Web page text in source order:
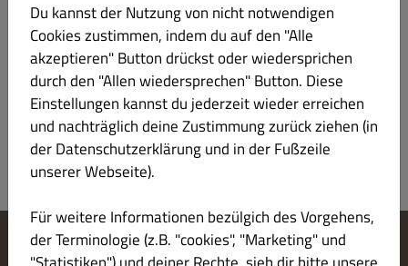
Grüner Veltliner 0,75l
Du kannst der Nutzung von nicht notwendigen
Cookies zustimmen, indem du auf den "Alle
akzeptieren" Button drückst oder wiedersprichen
durch den "Allen wiedersprechen" Button. Diese
Einstellungen kannst du jederzeit wieder erreichen
und nachträglich deine Zustimmung zurück ziehen (in
der Datenschutzerklärung und in der Fußzeile
unserer Webseite).
Für weitere Informationen bezülgich des Vorgehens,
der Terminologie (z.B. "cookies", "Marketing" und